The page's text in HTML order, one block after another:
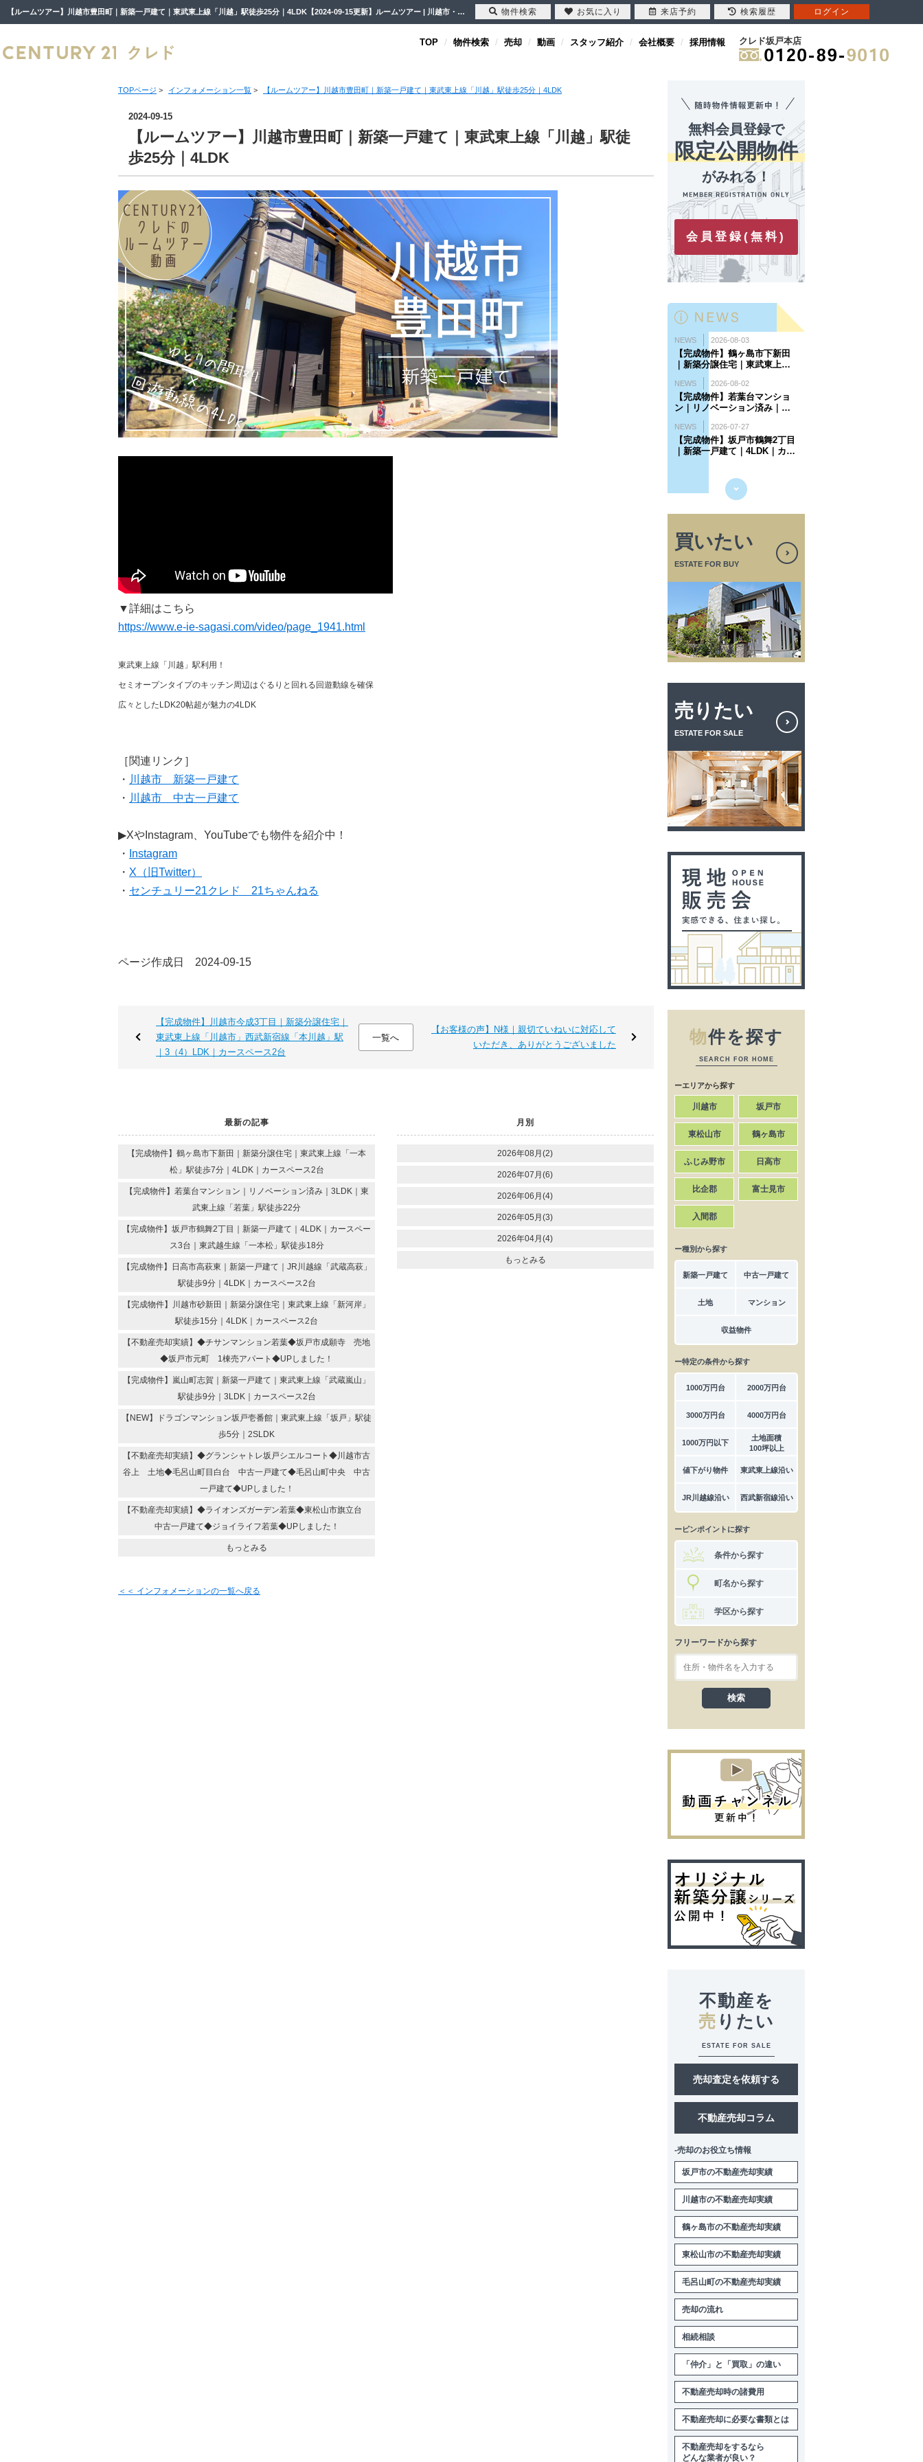
【ルームツアー】川越市豊田町｜新築一戸建て｜東武東上線「川越」駅徒歩25分｜4LDK【2024-09-15更新】ルームツアー | 川越市・坂戸市・鶴ヶ島市の不動産（新築一戸建て・中古戸建・土地・中古マンション）不動産売却はセンチュリー21クレド
TOP 物件検索 売却 動画 スタッフ紹介 会社概要 採用情報 クレド坂戸本店
TOPページ > インフォメーション一覧 > 【ルームツアー】川越市豊田町｜新築一戸建て｜東武東上線「川越」駅徒歩25分｜4LDK
2024-09-15
【ルームツアー】川越市豊田町｜新築一戸建て｜東武東上線「川越」駅徒
歩25分｜4LDK
▼詳細はこちら
https://www.e-ie-sagasi.com/video/page_1941.html
東武東上線「川越」駅利用！
セミオープンタイプのキッチン周辺はぐるりと回れる回遊動線を確保
広々としたLDK20帖超が魅力の4LDK
［関連リンク］
・ 川越市 新築一戸建て
・ 川越市 中古一戸建て
▶XやInstagram、YouTubeでも物件を紹介中！
・
Instagram
・ X（旧Twitter）
・ センチュリー21クレド 21ちゃんねる
ページ作成日 2024-09-15
【完成物件】川越市今成3丁目｜新築分譲住宅｜
東武東上線「川越市」西武新宿線「本川越」駅
｜3（4）LDK｜カースペース2台
一覧へ
【お客様の声】N様｜親切ていねいに対応して
いただき、ありがとうございました
最新の記事
【完成物件】鶴ヶ島市下新田｜新築分譲住宅｜東武東上線「一本
松」駅徒歩7分｜4LDK｜カースペース2台
【完成物件】若葉台マンション｜リノベーション済み｜3LDK｜東
武東上線「若葉」駅徒歩22分
【完成物件】坂戸市鶴舞2丁目｜新築一戸建て｜4LDK｜カースペー
ス3台｜東武越生線「一本松」駅徒歩18分
【完成物件】日高市高萩東｜新築一戸建て｜JR川越線「武蔵高萩」
駅徒歩9分｜4LDK｜カースペース2台
【完成物件】川越市砂新田｜新築分譲住宅｜東武東上線「新河岸」
駅徒歩15分｜4LDK｜カースペース2台
【不動産売却実績】◆チサンマンション若葉◆坂戸市成願寺 売地
◆坂戸市元町 1棟売アパート◆UPしました！
【完成物件】嵐山町志賀｜新築一戸建て｜東武東上線「武蔵嵐山」
駅徒歩9分｜3LDK｜カースペース2台
【NEW】ドラゴンマンション坂戸壱番館｜東武東上線「坂戸」駅徒
歩5分｜2SLDK
【不動産売却実績】◆グランシャトレ坂戸シエルコート◆川越市古
谷上 土地◆毛呂山町目白台 中古一戸建て◆毛呂山町中央 中古
一戸建て◆UPしました！
【不動産売却実績】◆ライオンズガーデン若葉◆東松山市旗立台
中古一戸建て◆ジョイライフ若葉◆UPしました！
もっとみる
月別
2026年08月(2)
2026年07月(6)
2026年06月(4)
2026年05月(3)
2026年04月(4)
もっとみる
＜＜ インフォメーションの一覧へ戻る
無料会員登録で
限定公開物件
がみれる！
会員登録(無料)
買いたい
ESTATE FOR BUY
売りたい
ESTATE FOR SALE
物件を探す
SEARCH FOR HOME
ーエリアから探す
川越市 坂戸市
東松山市 鶴ヶ島市
ふじみ野市 日高市
比企郡 富士見市
入間郡
ー種別から探す
新築一戸建て 中古一戸建て
土地 マンション
収益物件
ー特定の条件から探す
1000万円台 2000万円台
3000万円台 4000万円台
1000万円以下
土地面積
100坪以上
値下がり物件 東武東上線沿い
JR川越線沿い 西武新宿線沿い
ーピンポイントに探す
条件から探す
町名から探す
学区から探す
フリーワードから探す
不動産を
売 りたい
ESTATE FOR SALE
売却査定を依頼する
不動産売却コラム
-売却のお役立ち情報
坂戸市の不動産売却実績
川越市の不動産売却実績
鶴ヶ島市の不動産売却実績
東松山市の不動産売却実績
毛呂山町の不動産売却実績
売却の流れ
相続相談
「仲介」と「買取」の違い
不動産売却時の諸費用
不動産売却に必要な書類とは
不動産売却をするなら
どんな業者が良い？
物件検索 お気に入り 来店予約 検索履歴 ログイン